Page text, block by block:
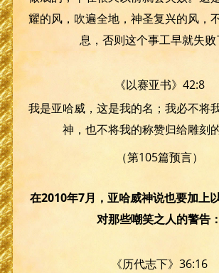
耀的风，吹遍全地，神圣复兴的风，
息，否则这个事工早就失败
《以赛亚书》42:8
我是亚哈威，这是我的名；我必不将
神，也不将我的称赞归给雕刻的
（第105篇预言）
在2010年7月，亚哈威神说也要加上
对那些嘲笑之人的警告：
《历代志下》36:16